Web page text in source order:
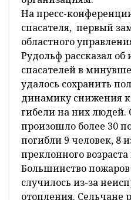
На пресс-
спасателя, первый
областного
Рудольф рассказал об
спасателей в
удалось сохранить
динамику снижения
гибели на них людей.
произошло более 30
погибли 9 человек, 8
преклонного
Большинство пожаров
случилось из-за
отопления. Сельчане